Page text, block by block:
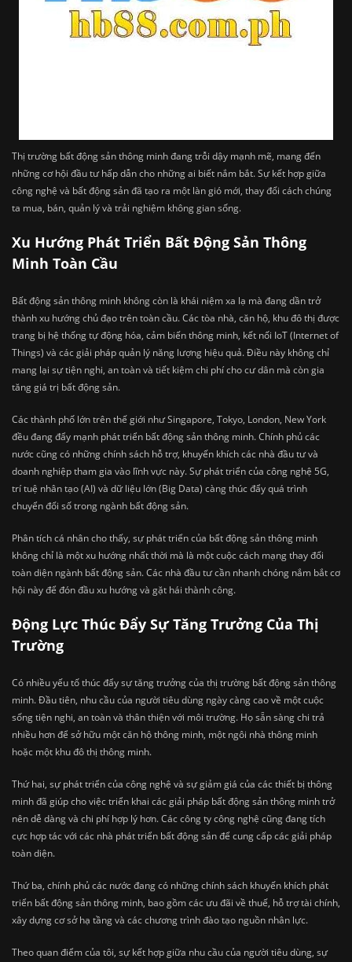
Thị trường bất động sản thông minh đang trỗi dậy mạnh mẽ, mang đến
những cơ hội đầu tư hấp dẫn cho những ai biết nắm bắt. Sự kết hợp giữa
công nghệ và bất động sản đã tạo ra một làn gió mới, thay đổi cách chúng
ta mua, bán, quản lý và trải nghiệm không gian sống.
Xu Hướng Phát Triển Bất Động Sản Thông
Minh Toàn Cầu
Bất động sản thông minh không còn là khái niệm xa lạ mà đang dần trở
thành xu hướng chủ đạo trên toàn cầu. Các tòa nhà, căn hộ, khu đô thị được
trang bị hệ thống tự động hóa, cảm biến thông minh, kết nối IoT (Internet of
Things) và các giải pháp quản lý năng lượng hiệu quả. Điều này không chỉ
mang lại sự tiện nghi, an toàn và tiết kiệm chi phí cho cư dân mà còn gia
tăng giá trị bất động sản.
Các thành phố lớn trên thế giới như Singapore, Tokyo, London, New York
đều đang đẩy mạnh phát triển bất động sản thông minh. Chính phủ các
nước cũng có những chính sách hỗ trợ, khuyến khích các nhà đầu tư và
doanh nghiệp tham gia vào lĩnh vực này. Sự phát triển của công nghệ 5G,
trí tuệ nhân tạo (AI) và dữ liệu lớn (Big Data) càng thúc đẩy quá trình
chuyển đổi số trong ngành bất động sản.
Phân tích cá nhân cho thấy, sự phát triển của bất động sản thông minh
không chỉ là một xu hướng nhất thời mà là một cuộc cách mạng thay đổi
toàn diện ngành bất động sản. Các nhà đầu tư cần nhanh chóng nắm bắt cơ
hội này để đón đầu xu hướng và gặt hái thành công.
Động Lực Thúc Đẩy Sự Tăng Trưởng Của Thị
Trường
Có nhiều yếu tố thúc đẩy sự tăng trưởng của thị trường bất động sản thông
minh. Đầu tiên, nhu cầu của người tiêu dùng ngày càng cao về một cuộc
sống tiện nghi, an toàn và thân thiện với môi trường. Họ sẵn sàng chi trả
nhiều hơn để sở hữu một căn hộ thông minh, một ngôi nhà thông minh
hoặc một khu đô thị thông minh.
Thứ hai, sự phát triển của công nghệ và sự giảm giá của các thiết bị thông
minh đã giúp cho việc triển khai các giải pháp bất động sản thông minh trở
nên dễ dàng và chi phí hợp lý hơn. Các công ty công nghệ cũng đang tích
cực hợp tác với các nhà phát triển bất động sản để cung cấp các giải pháp
toàn diện.
Thứ ba, chính phủ các nước đang có những chính sách khuyến khích phát
triển bất động sản thông minh, bao gồm các ưu đãi về thuế, hỗ trợ tài chính,
xây dựng cơ sở hạ tầng và các chương trình đào tạo nguồn nhân lực.
Theo quan điểm của tôi, sự kết hợp giữa nhu cầu của người tiêu dùng, sự